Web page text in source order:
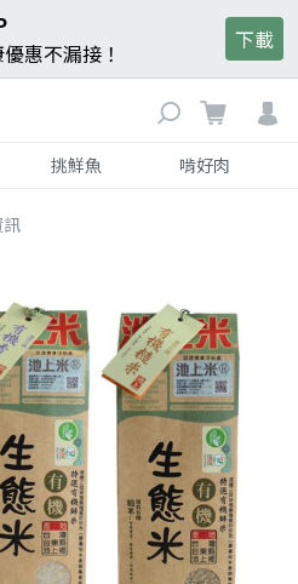
惠不漏接！
下載
挑鮮魚 啃好肉